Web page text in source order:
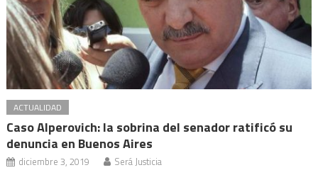
ACTUALIDAD
Caso Alperovich: la sobrina del senador ratificó su
denuncia en Buenos Aires
diciembre 3, 2019 Será Justicia